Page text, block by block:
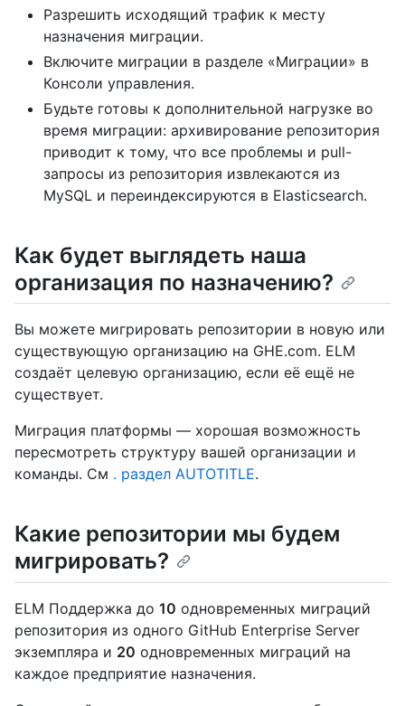
Разрешить исходящий трафик к месту
назначения миграции.
Включите миграции в разделе «Миграции» в
Консоли управления.
Будьте готовы к дополнительной нагрузке во
время миграции: архивирование репозитория
приводит к тому, что все проблемы и pull-
запросы из репозитория извлекаются из
MySQL и переиндексируются в Elasticsearch.
Как будет выглядеть наша
организация по назначению?
Вы можете мигрировать репозитории в новую или
существующую организацию на GHE.com. ELM
создаёт целевую организацию, если её ещё не
существует.
Миграция платформы — хорошая возможность
пересмотреть структуру вашей организации и
команды. См . раздел AUTOTITLE.
Какие репозитории мы будем
мигрировать?
ELM Поддержка до 10 одновременных миграций
репозитория из одного GitHub Enterprise Server
экземпляра и 20 одновременных миграций на
каждое предприятие назначения.